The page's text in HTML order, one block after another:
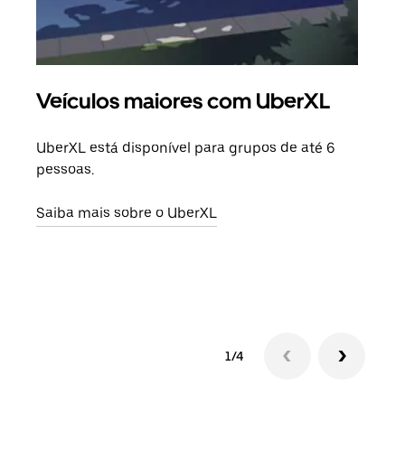
Veículos maiores com UberXL
UberXL está disponível para grupos de até 6
pessoas.
Saiba mais sobre o UberXL
1/4